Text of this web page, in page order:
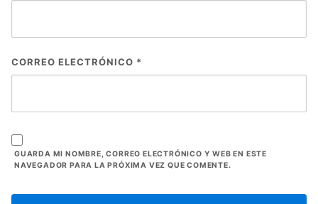
CORREO ELECTRÓNICO *
GUARDA MI NOMBRE, CORREO ELECTRÓNICO Y WEB EN ESTE
NAVEGADOR PARA LA PRÓXIMA VEZ QUE COMENTE.